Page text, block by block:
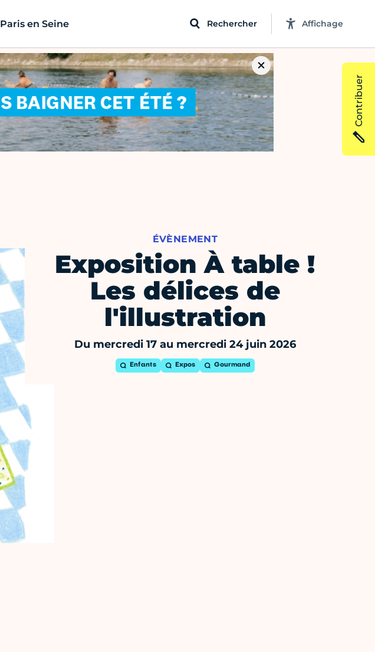
Paris en Seine Rechercher Affichage
ÉVÈNEMENT
Exposition À table !
Les délices de
l'illustration
Du mercredi 17 au mercredi 24 juin 2026
Enfants Expos Gourmand
Contribuer